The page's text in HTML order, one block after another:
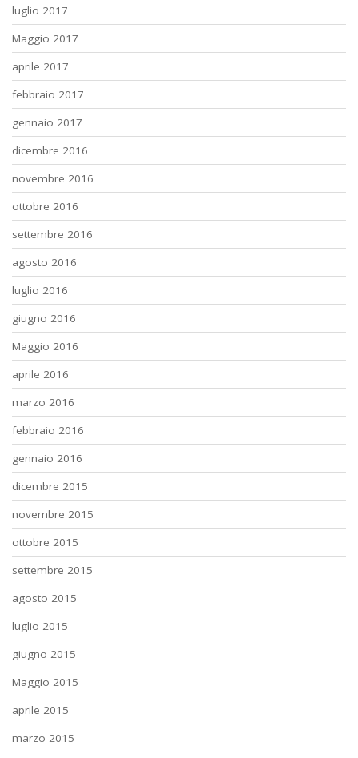
luglio 2017
Maggio 2017
aprile 2017
febbraio 2017
gennaio 2017
dicembre 2016
novembre 2016
ottobre 2016
settembre 2016
agosto 2016
luglio 2016
giugno 2016
Maggio 2016
aprile 2016
marzo 2016
febbraio 2016
gennaio 2016
dicembre 2015
novembre 2015
ottobre 2015
settembre 2015
agosto 2015
luglio 2015
giugno 2015
Maggio 2015
aprile 2015
marzo 2015